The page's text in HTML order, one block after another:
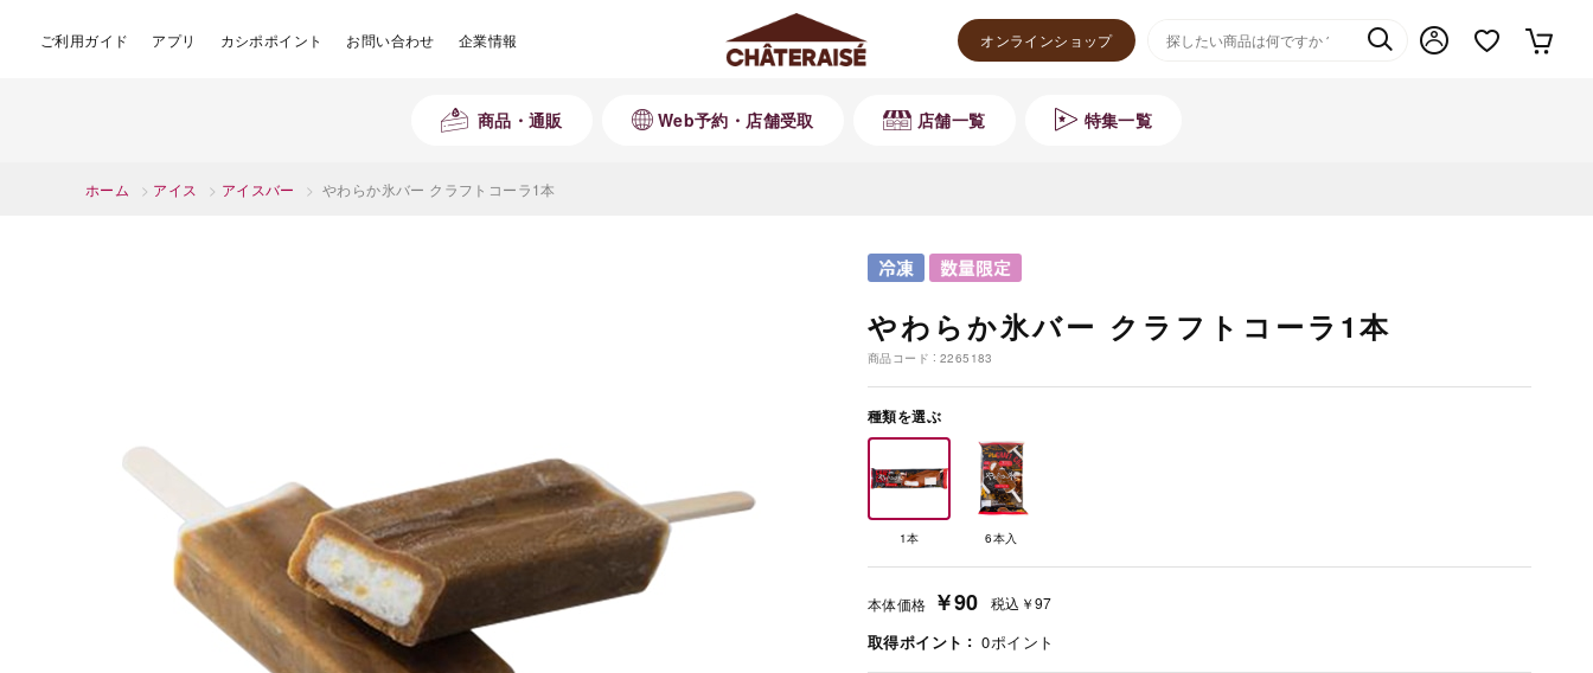
ご利用ガイド アプリ カシポポイント お問い合わせ 企業情報 オンラインショップ
商品・通販 Web予約・店舗受取 店舗一覧 特集一覧
ホーム > アイス > アイスバー > やわらか氷バー クラフトコーラ1本
やわらか氷バー クラフトコーラ1本
商品コード 2265183
種類を選ぶ
1本 6本入
本体価格 ￥90 税込 ￥97
取得ポイント 0ポイント